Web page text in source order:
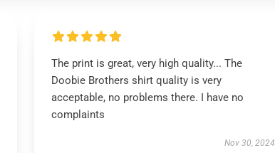
The print is great, very high quality... The
Doobie Brothers shirt quality is very
acceptable, no problems there. I have no
complaints
Nov 30, 2024